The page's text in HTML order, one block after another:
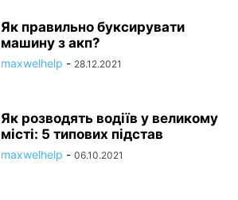
Як правильно буксирувати
машину з акп?
maxwelhelp - 28.12.2021
Як розводять водіїв у великому
місті: 5 типових підстав
maxwelhelp - 06.10.2021